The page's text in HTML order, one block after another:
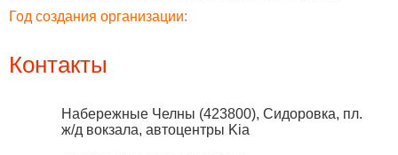
Год создания организации:
Контакты
Набережные Челны (423800), Сидоровка, пл.
ж/д вокзала, автоцентры Kia